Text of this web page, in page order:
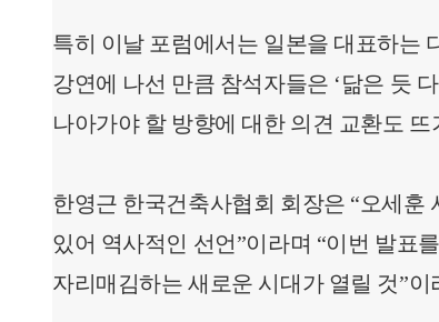
특히 이날 포럼에서는 일본을 대표하는
강연에 나선 만큼 참석자들은 ‘닮은 듯
나아가야 할 방향에 대한 의견 교환도 뜨
한영근 한국건축사협회 회장은 “오세훈
있어 역사적인 선언”이라며 “이번 발표
자리매김하는 새로운 시대가 열릴 것”이